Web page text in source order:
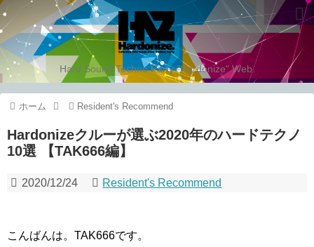
Hard Sound Techno Party "Hardonize" Web.
ホーム Resident's Recommend
Hardonizeクルーが選ぶ2020年のハードテクノ
10選 【TAK666編】
2020/12/24 Resident's Recommend
こんばんは。TAK666です。